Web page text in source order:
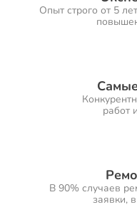
Опыт строго от 5
работ
В 90% случаев
заявки,
Ремонт
Ремонт
Ремонт